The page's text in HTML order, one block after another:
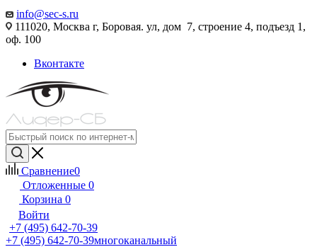
info@sec-s.ru
111020, Москва г, Боровая. ул, дом 7, строение 4, подъезд 1,
оф. 100
Вконтакте
Сравнение0
Отложенные 0
Корзина 0
Войти
+7 (495) 642-70-39
+7 (495) 642-70-39многоканальный